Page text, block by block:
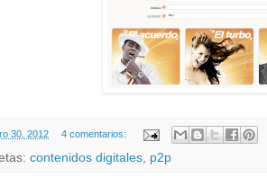
30, 2012 4 comentarios:
contenidos digitales, p2p